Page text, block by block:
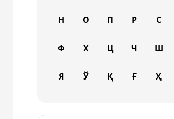
Н О П Р С
Ф Х Ц Ч Ш
Я Ў Қ Ғ Ҳ